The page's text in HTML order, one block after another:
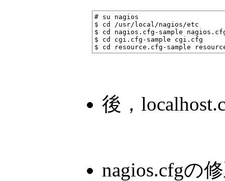
# su nagios
$ cd /usr/local/nagios/etc
$ cd nagios.cfg-sample
$ cd cgi.cfg-sample cgi.cfg
後，
nagios.cfgの